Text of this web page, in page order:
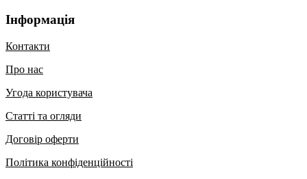
Інформація
Контакти
Про нас
Угода користувача
Статті та огляди
Договір оферти
Політика конфіденційності